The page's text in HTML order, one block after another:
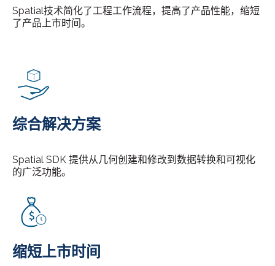
Spatial技术简化了工程工作流程，提高了产品性能，缩短
了产品上市时间。
综合解决方案
Spatial SDK 提供从几何创建和修改到数据转换和可视化
的广泛功能。
缩短上市时间